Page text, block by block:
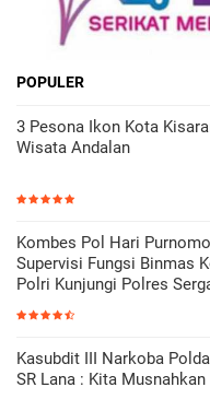
POPULER
3 Pesona Ikon Kota
Wisata Andalan
Kombes Pol Hari
Supervisi Fungsi Binmas
Polri Kunjungi Polres
Kasubdit III Narkoba
SR Lana : Kita